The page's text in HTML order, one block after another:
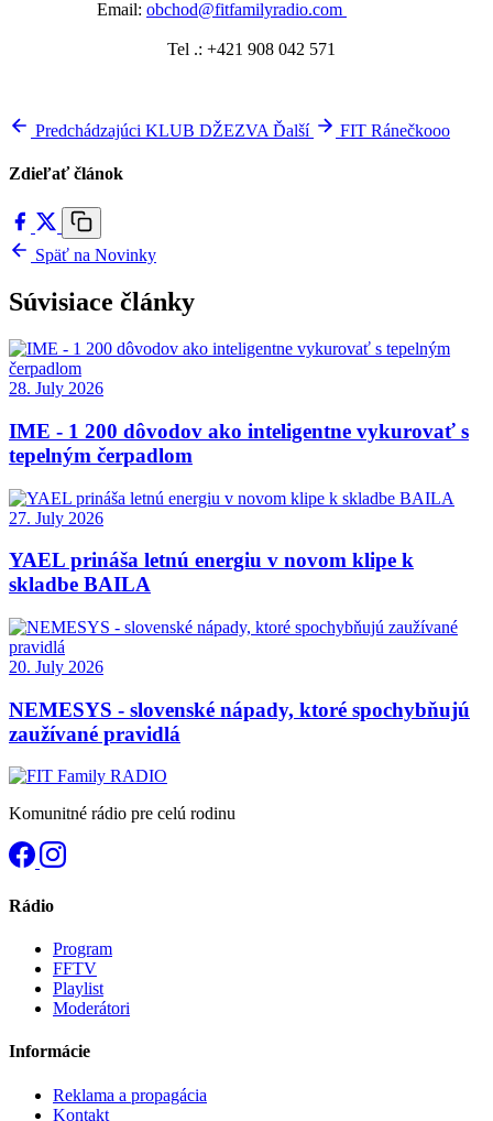
Email: obchod@fitfamilyradio.com
Tel .: +421 908 042 571
Predchádzajúci KLUB DŽEZVA Ďalší FIT Ránečkooo
Zdieľať článok
Späť na Novinky
Súvisiace články
28. July 2026
IME - 1 200 dôvodov ako inteligentne vykurovať s
tepelným čerpadlom
27. July 2026
YAEL prináša letnú energiu v novom klipe k
skladbe BAILA
20. July 2026
NEMESYS - slovenské nápady, ktoré spochybňujú
zaužívané pravidlá
Komunitné rádio pre celú rodinu
Rádio
Program
FFTV
Playlist
Moderátori
Informácie
Reklama a propagácia
Kontakt